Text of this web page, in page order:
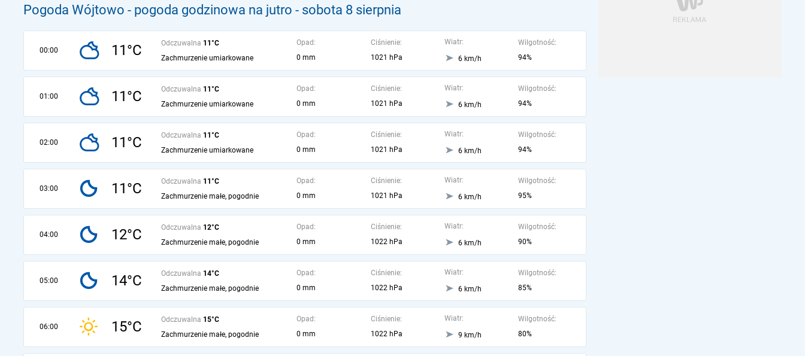
Pogoda Wójtowo - pogoda godzinowa na jutro - sobota 8 sierpnia
00:00 11°C Odczuwalna 11°C
Zachmurzenie umiarkowane
Opad:
0 mm
Ciśnienie:
1021 hPa
Wiatr:
6 km/h
Wilgotność:
94%
01:00 11°C Odczuwalna 11°C
Zachmurzenie umiarkowane
Opad:
0 mm
Ciśnienie:
1021 hPa
Wiatr:
6 km/h
Wilgotność:
94%
02:00 11°C Odczuwalna 11°C
Zachmurzenie umiarkowane
Opad:
0 mm
Ciśnienie:
1021 hPa
Wiatr:
6 km/h
Wilgotność:
94%
03:00 11°C Odczuwalna 11°C
Zachmurzenie małe, pogodnie
Opad:
0 mm
Ciśnienie:
1021 hPa
Wiatr:
6 km/h
Wilgotność:
95%
04:00 12°C Odczuwalna 12°C
Zachmurzenie małe, pogodnie
Opad:
0 mm
Ciśnienie:
1022 hPa
Wiatr:
6 km/h
Wilgotność:
90%
05:00 14°C Odczuwalna 14°C
Zachmurzenie małe, pogodnie
Opad:
0 mm
Ciśnienie:
1022 hPa
Wiatr:
6 km/h
Wilgotność:
85%
06:00 15°C Odczuwalna 15°C
Zachmurzenie małe, pogodnie
Opad:
0 mm
Ciśnienie:
1022 hPa
Wiatr:
9 km/h
Wilgotność:
80%